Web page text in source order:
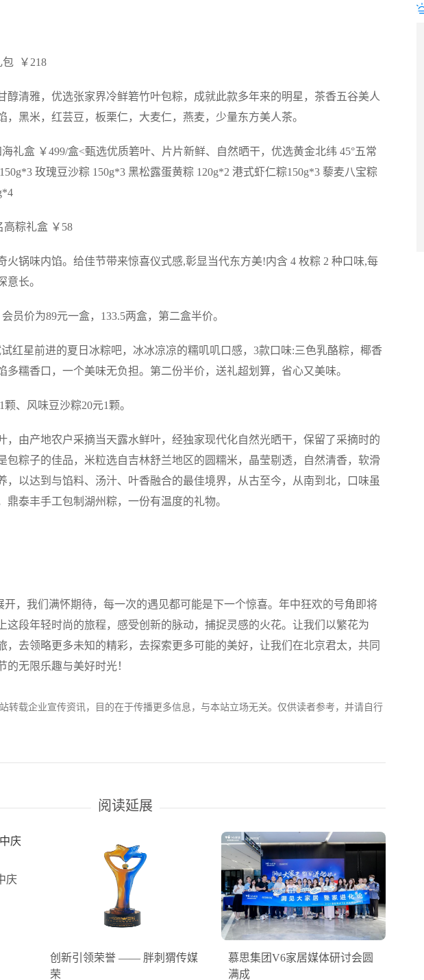
包 ￥218
醇清雅，优选张家界冷鲜箬竹叶包粽，成就此款多年来的明星，茶香五谷美人
，黑米，红芸豆，板栗仁，大麦仁，燕麦，少量东方美人茶。
礼盒 ￥499/盒<甄选优质箬叶、片片新鲜、自然晒干，优选黄金北纬 45°五常
玫瑰豆沙粽 150g*3 黑松露蛋黄粽 120g*2 港式虾仁粽150g*3 藜麦八宝粽
高粽礼盒 ￥58
火锅味内馅。给佳节带来惊喜仪式感,彰显当代东方美!内含 4 枚粽 2 种口味,每
意长。
员价为89元一盒，133.5两盒，第二盒半价。
红星前进的夏日冰粽吧，冰冰凉凉的糯叽叽口感，3款口味:三色乳酪粽，椰香
多糯香口，一个美味无负担。第二份半价，送礼超划算，省心又美味。
、风味豆沙粽20元1颗。
，由产地农户采摘当天露水鲜叶，经独家现代化自然光晒干，保留了采摘时的
包粽子的佳品，米粒选自吉林舒兰地区的圆糯米，晶莹剔透，自然清香，软滑
，以达到与馅料、汤汁、叶香融合的最佳境界，从古至今，从南到北，口味虽
鼎泰丰手工包制湖州粽，一份有温度的礼物。
，我们满怀期待，每一次的遇见都可能是下一个惊喜。年中狂欢的号角即将
这段年轻时尚的旅程，感受创新的脉动，捕捉灵感的火花。让我们以繁花为
，去领略更多未知的精彩，去探索更多可能的美好，让我们在北京君太，共同
无限乐趣与美好时光！
转载企业宣传资讯，目的在于传播更多信息，与本站立场无关。仅供读者参考，并请自行
阅读延展
庆
创新引领荣誉 —— 胖刺猬传媒
荣
慕思集团V6家居媒体研讨会圆
满成